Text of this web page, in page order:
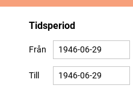
Tidsperiod
Från
Till